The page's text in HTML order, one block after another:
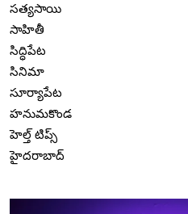
సత్యసాయి
సాహితీ
సిద్ధిపేట
సినిమా
సూర్యాపేట
హనుమకొండ
హెల్త్ టిప్స్
హైదరాబాద్